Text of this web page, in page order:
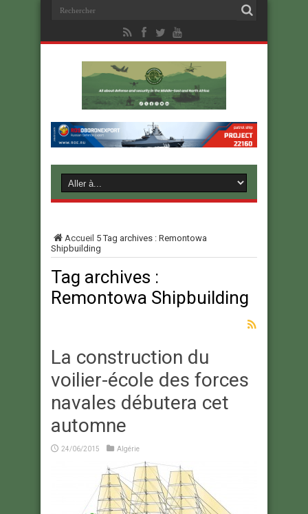
Accueil 5Tag archives : Remontowa
Shipbuilding
Tag archives :
Remontowa Shipbuilding
La construction du
voilier-école des forces
navales débutera cet
automne
24/06/2015 Algérie